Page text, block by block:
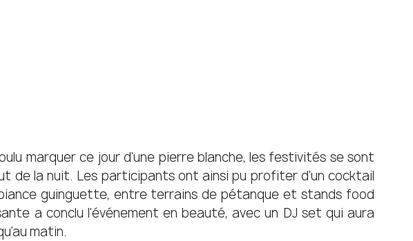
marquer ce jour d'une pierre blanche, les festivités se sont
de la nuit. Les participants ont ainsi pu profiter d'un cocktail
guinguette, entre terrains de pétanque et stands food
a conclu l'événement en beauté, avec un DJ set qui aura
matin.